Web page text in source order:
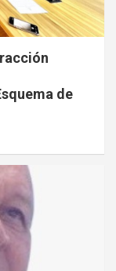
de